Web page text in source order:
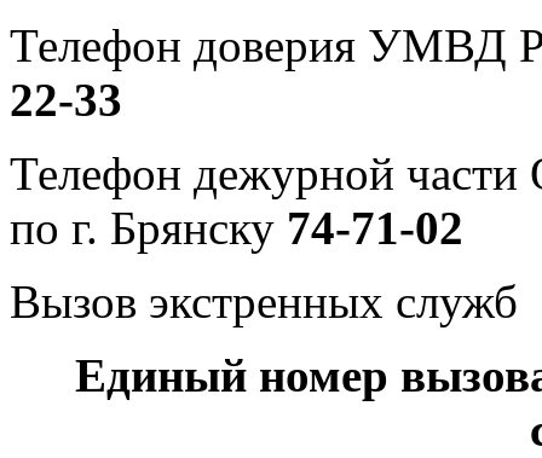
Телефон доверия УМВД
22-33
Телефон дежурной
по г. Брянску 74-71-02
Вызов экстренных служб
Единый номер